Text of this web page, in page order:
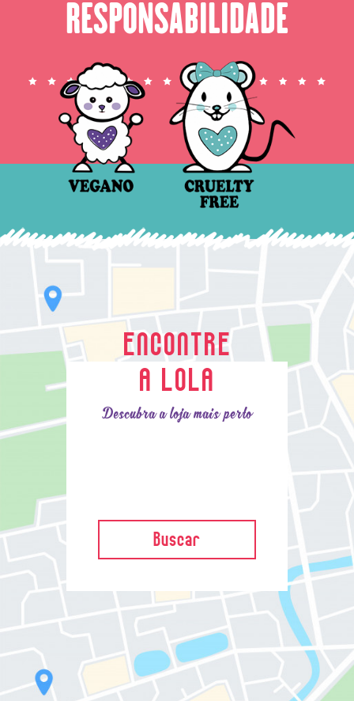
RESPONSABILIDADE
ENCONTRE
A LOLA
Descubra a loja mais perto
Buscar